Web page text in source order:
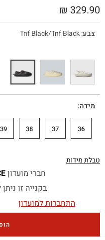
₪ 329.90
צבע:
Tnf Black/Tnf Black
מידה
36
37
38
39
טבלת מידות
חברי מועדוןTHE NORTH FACE
בקנייה זו ניתן
התחברות למועדון